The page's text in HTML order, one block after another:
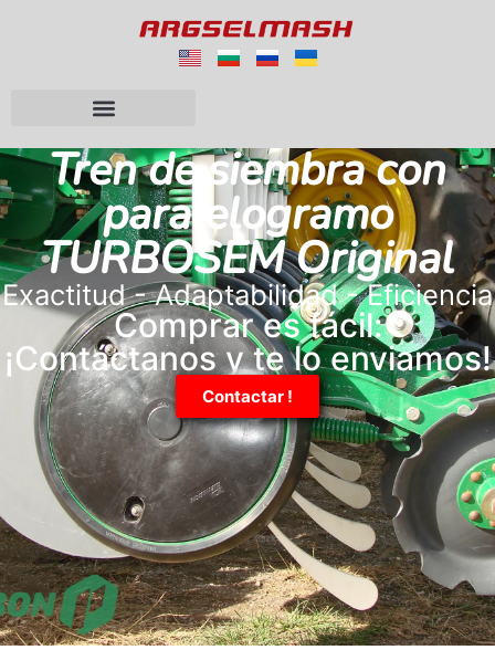
Tren de siembra con
paralelogramo
TURBOSEM Original
Exactitud - Adaptabilidad - Eficiencia
Comprar es fácil:
¡Contáctanos y te lo enviamos!
Contactar !